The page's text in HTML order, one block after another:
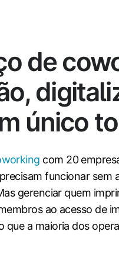
de
único
com 20
funcionar sem
gerenciar quem
ao acesso de
que a maioria dos